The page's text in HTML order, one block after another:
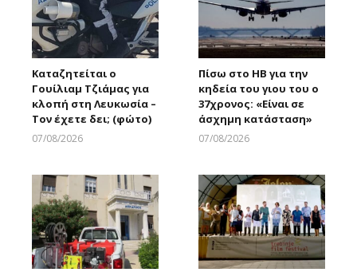
Καταζητείται ο
Γουίλιαμ Τζιάμας για
κλοπή στη Λευκωσία –
Τον έχετε δει; (φώτο)
07/08/2026
Πίσω στο ΗΒ για την
κηδεία του γιου του ο
37χρονος: «Είναι σε
άσχημη κατάσταση»
07/08/2026